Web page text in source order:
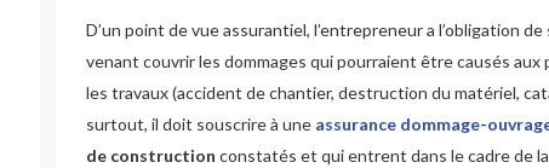
D’un point de vue assurantiel, l’entrepreneur a l’obligation
venant couvrir les dommages qui pourraient être causés aux
les travaux (accident de chantier, destruction du matériel,
surtout, il doit souscrire à une assurance dommage-
de construction constatés et qui entrent dans le cadre de